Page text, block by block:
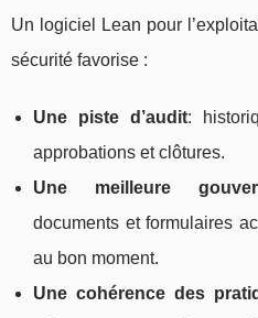
Un logiciel Lean pour
sécurité favorise :
Une piste d’audit:
approbations et clôtures.
Une meilleure
documents et formulaires
au bon moment.
Une cohérence des